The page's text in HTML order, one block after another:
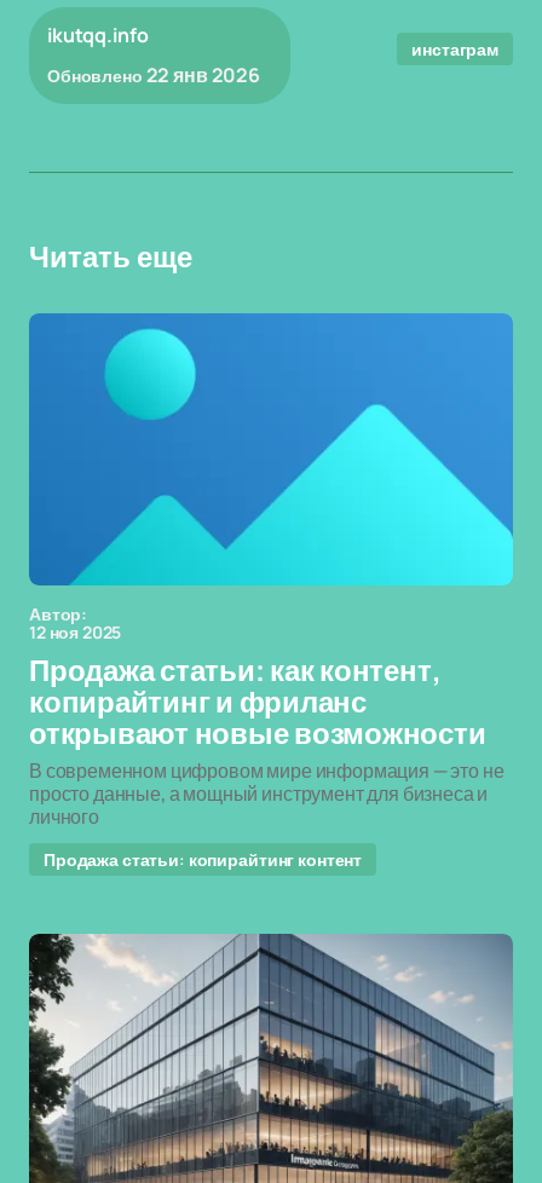
ikutqq.info
Обновлено 22 янв 2026
инстаграм
Читать еще
Автор:
12 ноя 2025
Продажа статьи: как контент,
копирайтинг и фриланс
открывают новые возможности
В современном цифровом мире информация — это не
просто данные, а мощный инструмент для бизнеса и
личного
Продажа статьи: копирайтинг контент